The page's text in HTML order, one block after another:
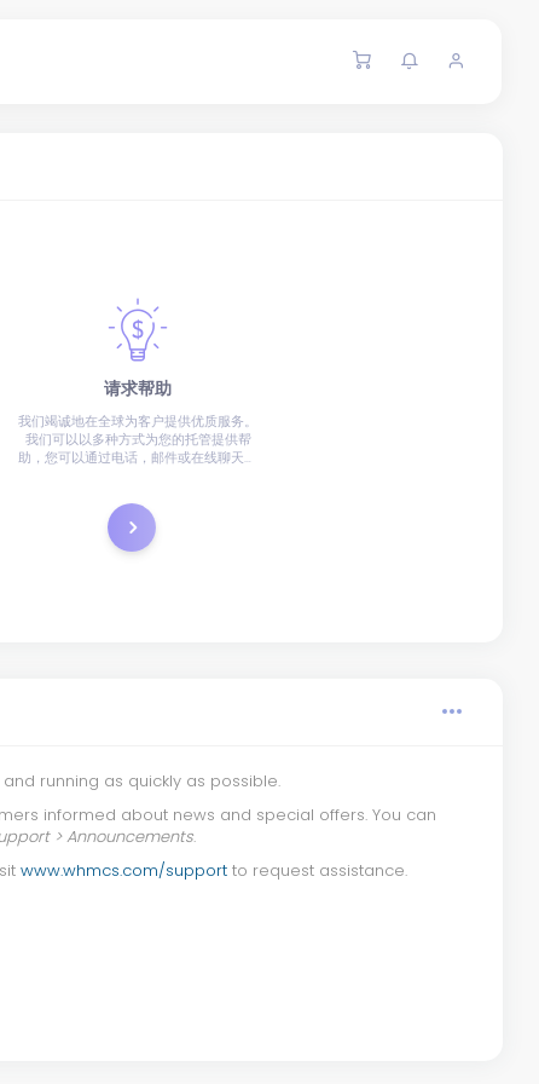
请求帮助
我们竭诚地在全球为客户提供优质服务。
我们可以以多种方式为您的托管提供帮
助，您可以通过电话，邮件或在线聊天来
提交工单
running as quickly as possible.
informed about news and special offers. You can
> Announcements.
www.whmcs.com/support to request assistance.